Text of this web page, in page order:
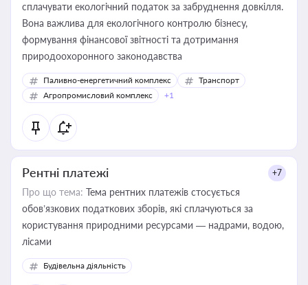
сплачувати екологічний податок за забруднення довкілля.
Вона важлива для екологічного контролю бізнесу,
формування фінансової звітності та дотримання
природоохоронного законодавства
Паливно-енергетичний комплекс
Транспорт
Агропромисловий комплекс
+1
Рентні платежі +7
Про що тема: Тема рентних платежів стосується
обов’язкових податкових зборів, які сплачуються за
користування природними ресурсами — надрами, водою,
лісами
Будівельна діяльність